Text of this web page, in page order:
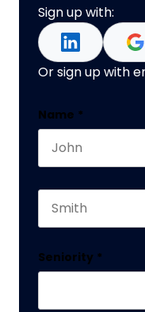
Sign up with:
Or sign up with
Comments
Name *
Seniority *